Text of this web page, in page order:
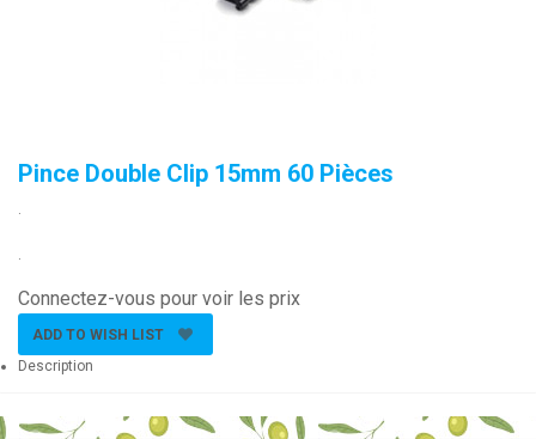
Pince Double Clip 15mm 60 Pièces
.
.
Connectez-vous pour voir les prix
ADD TO WISH LIST
Description